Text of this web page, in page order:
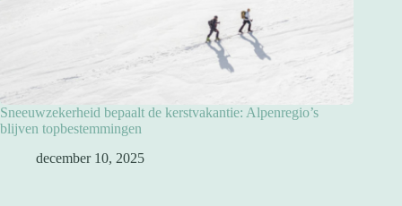
Sneeuwzekerheid bepaalt de kerstvakantie: Alpenregio’s
blijven topbestemmingen
december 10, 2025